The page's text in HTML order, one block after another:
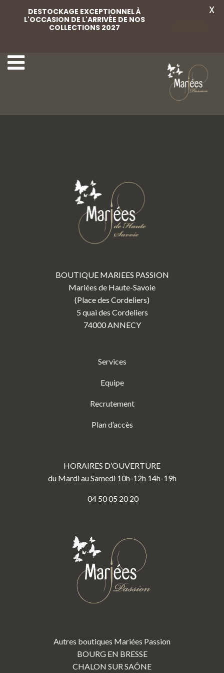
BOUTIQUE MARIEES PASSION
Mariées de Haute-Savoie
(Place des Cordeliers)
5 quai des Cordeliers
74000 ANNECY
Services
Equipe
Recrutement
Plan d’accès
HORAIRES D’OUVERTURE
du Mardi au Samedi 10h-12h 14h-19h
04 50 05 20 20
Autres boutiques Mariées Passion
BOURG EN BRESSE
CHALON SUR SAÔNE
DESTOCKAGE EXCEPTIONNEL À
L'OCCASION DE L'ARRIVÉE DE NOS
COLLECTIONS 2027
X